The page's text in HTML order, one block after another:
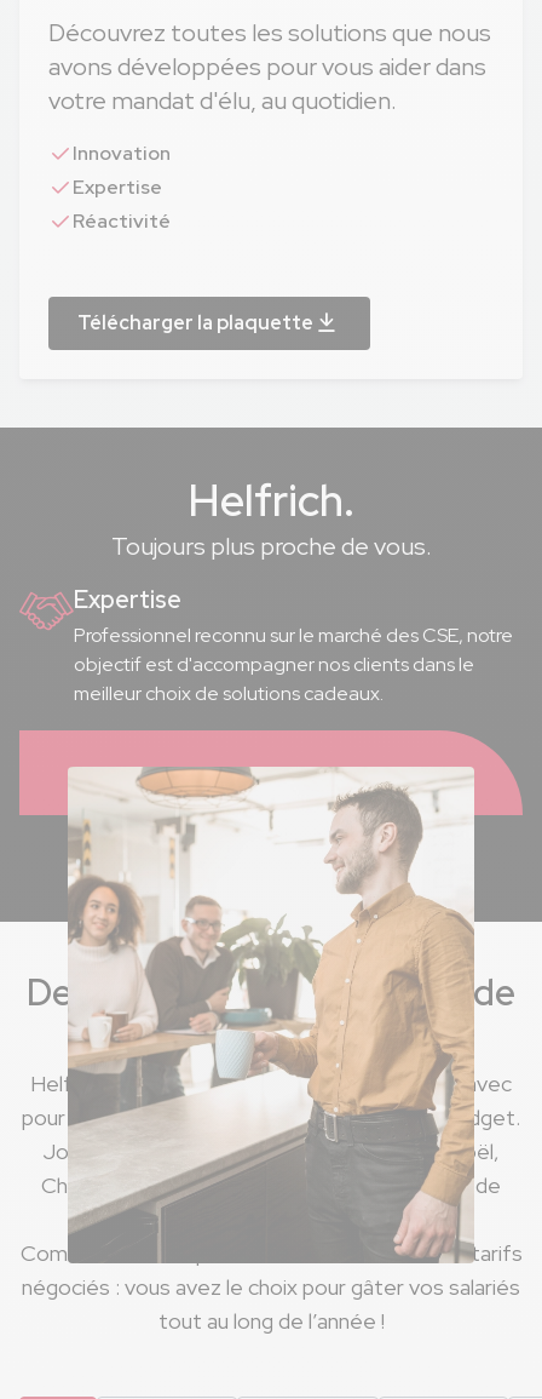
Découvrez toutes les solutions que nous
avons développées pour vous aider dans
votre mandat d'élu, au quotidien.
Innovation
Expertise
Réactivité
Télécharger la plaquette
Helfrich.
Toujours plus proche de vous.
Expertise
Professionnel reconnu sur le marché des CSE, notre
objectif est d'accompagner nos clients dans le
meilleur choix de solutions cadeaux.
3
Des solutions pour chacun de
vos projets
Helfrich vous offre toujours plus de solutions avec
pour devise la qualité et le respect de votre budget.
Jouets et Confiseries pour vos arbres de Noël,
Chèques Cadeaux, Colis Gourmands, Objets de
communication avec ou sans marquage,
Commandes Groupées de Vins ou Billetterie à tarifs
négociés : vous avez le choix pour gâter vos salariés
tout au long de l’année !